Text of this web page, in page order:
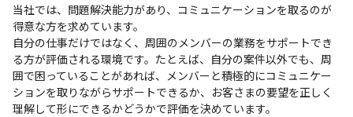
当社では、問題解決能力があり、コミュニケーションを取るのが
得意な方を求めています。
自分の仕事だけではなく、周囲のメンバーの業務をサポートでき
る方が評価される環境です。たとえば、自分の案件以外でも、周
囲で困っていることがあれば、メンバーと積極的にコミュニケー
ションを取りながらサポートできるか、お客さまの要望を正しく
理解して形にできるかどうかで評価を決めています。